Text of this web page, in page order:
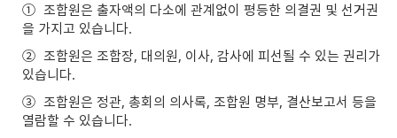
① 조합원은 출자액의 다소에 관계없이 평등한 의결권 및 선거권
을 가지고 있습니다.
② 조합원은 조합장, 대의원, 이사, 감사에 피선될 수 있는 권리가
있습니다.
③ 조합원은 정관, 총회의 의사록, 조합원 명부, 결산보고서 등을
열람할 수 있습니다.